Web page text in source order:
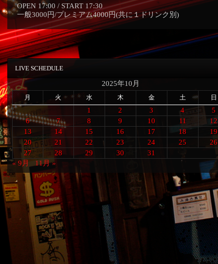
OPEN 17:00 / START 17:30
一般3000円/プレミアム4000円(共に１ドリンク別)
LIVE SCHEDULE
2025年10月
月 火 水 木 金 土 日
1 2 3 4
5
6
7 8 9 10 11
12
13
14 15 16 17 18
19
20
21 22 23 24 25
26
27
28 29 30
31
« 9月
11月 »